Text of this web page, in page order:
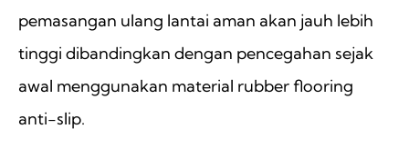
pemasangan ulang lantai aman akan jauh lebih
tinggi dibandingkan dengan pencegahan sejak
awal menggunakan material rubber flooring
anti-slip.